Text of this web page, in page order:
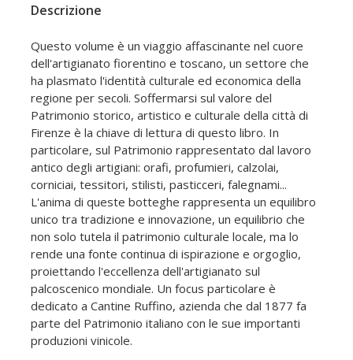
Descrizione
Questo volume è un viaggio affascinante nel cuore
dell'artigianato fiorentino e toscano, un settore che
ha plasmato l'identità culturale ed economica della
regione per secoli. Soffermarsi sul valore del
Patrimonio storico, artistico e culturale della città di
Firenze è la chiave di lettura di questo libro. In
particolare, sul Patrimonio rappresentato dal lavoro
antico degli artigiani: orafi, profumieri, calzolai,
corniciai, tessitori, stilisti, pasticceri, falegnami...
L'anima di queste botteghe rappresenta un equilibro
unico tra tradizione e innovazione, un equilibrio che
non solo tutela il patrimonio culturale locale, ma lo
rende una fonte continua di ispirazione e orgoglio,
proiettando l'eccellenza dell'artigianato sul
palcoscenico mondiale. Un focus particolare è
dedicato a Cantine Ruffino, azienda che dal 1877 fa
parte del Patrimonio italiano con le sue importanti
produzioni vinicole.